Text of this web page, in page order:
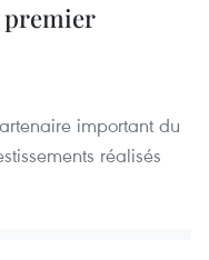
premier
important du
​réalisés